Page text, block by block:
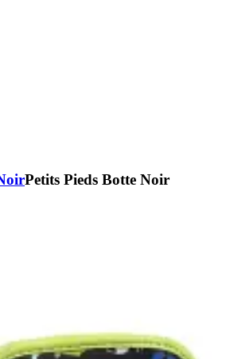
Petits Pieds Botte Noir